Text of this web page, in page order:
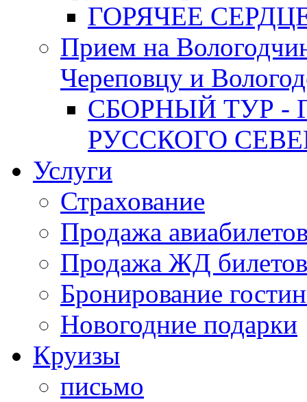
ГОРЯЧЕЕ
Прием на
Череповцу и
СБОРНЫЙ ТУР -
РУССКОГО
Услуги
Страхование
Продажа
Продажа ЖД билетов
Бронирование
Новогодние подарки
Круизы
письмо